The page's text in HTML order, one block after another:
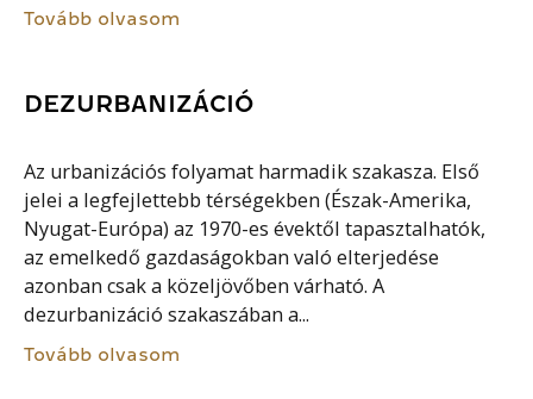
Tovább olvasom
DEZURBANIZÁCIÓ
Az urbanizációs folyamat harmadik szakasza. Első
jelei a legfejlettebb térségekben (Észak-Amerika,
Nyugat-Európa) az 1970-es évektől tapasztalhatók,
az emelkedő gazdaságokban való elterjedése
azonban csak a közeljövőben várható. A
dezurbanizáció szakaszában a...
Tovább olvasom